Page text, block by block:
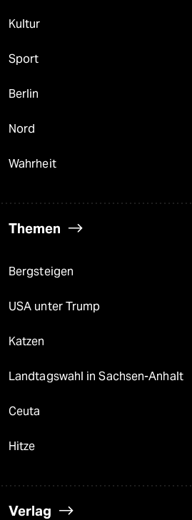
Kultur
Sport
Berlin
Nord
Wahrheit
Themen
Bergsteigen
USA unter Trump
Katzen
Landtagswahl in Sachsen-Anhalt
Ceuta
Hitze
Verlag